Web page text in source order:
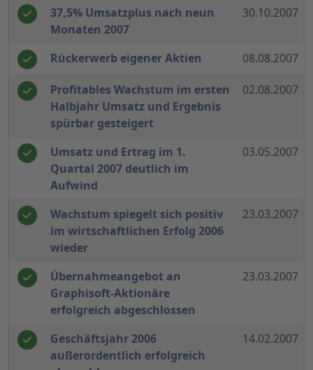
37,5% Umsatzplus nach neun
Monaten 2007
30.10.2007
Rückerwerb eigener Aktien 08.08.2007
Profitables Wachstum im ersten
Halbjahr Umsatz und Ergebnis
spürbar gesteigert
02.08.2007
Umsatz und Ertrag im 1.
Quartal 2007 deutlich im
Aufwind
03.05.2007
Wachstum spiegelt sich positiv
im wirtschaftlichen Erfolg 2006
wieder
23.03.2007
Übernahmeangebot an
Graphisoft-Aktionäre
erfolgreich abgeschlossen
23.03.2007
Geschäftsjahr 2006
außerordentlich erfolgreich
14.02.2007